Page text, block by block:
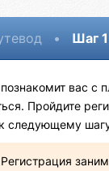
• Шаг 1
вас с
Пройдите
следующему
Регистрация